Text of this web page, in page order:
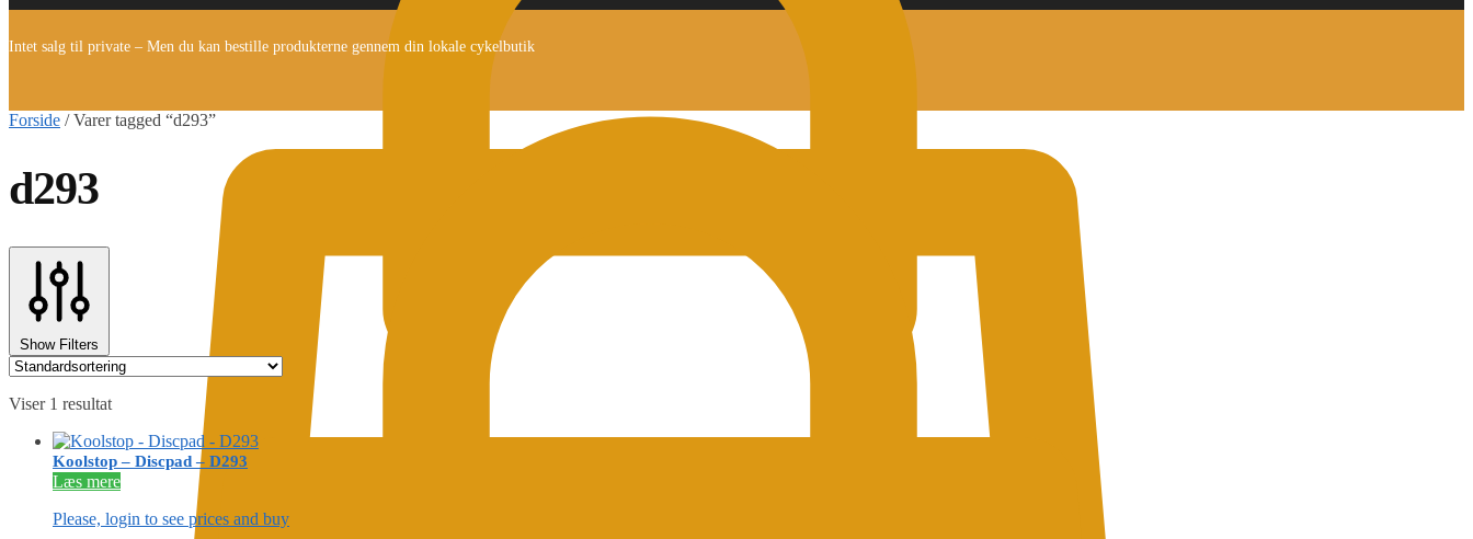
Intet salg til private – Men du kan bestille produkterne gennem din lokale cykelbutik
Forside /Varer tagged “d293”
d293
Show Filters
Viser 1 resultat
Koolstop – Discpad – D293
Læs mere
Please, login to see prices and buy